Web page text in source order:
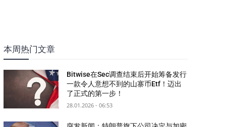
本周热门文章
Bitwise在Sec调查结束后开始筹备发行
一款令人意想不到的山寨币Etf！迈出
了正式的第一步！
28.01.2026 - 06:53